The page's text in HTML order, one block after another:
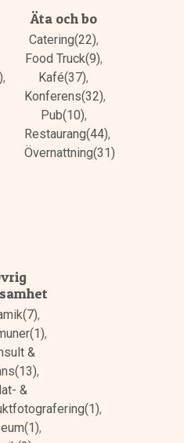
,
Äta och bo
Catering(22),
Food Truck(9),
Kafé(37),
Konferens(32),
Pub(10),
Restaurang(44),
Övernattning(31)
,
,
&
,
&
,
,